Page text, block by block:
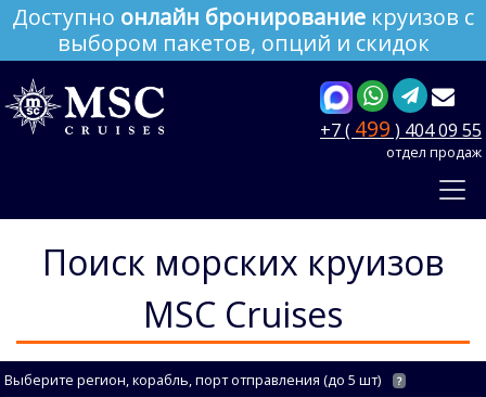
Доступно онлайн бронирование круизов с
выбором пакетов, опций и скидок
+7 ( 499 ) 404 09 55
отдел продаж
Поиск морских круизов
MSC Cruises
Выберите регион, корабль, порт отправления (до 5 шт) ?